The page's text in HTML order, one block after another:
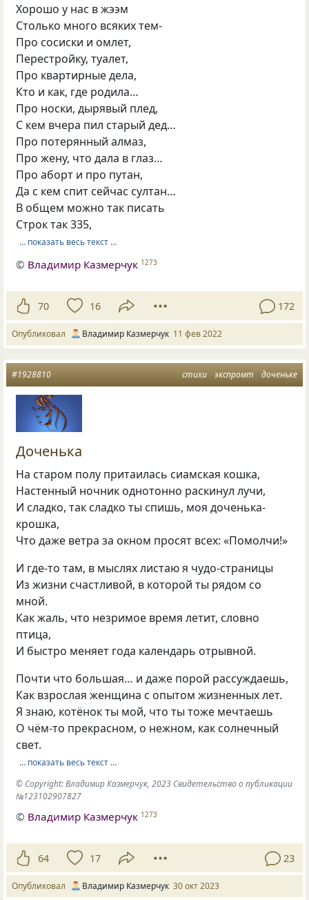
Хорошо у нас в жээм
Столько много всяких тем-
Про сосиски и омлет,
Перестройку, туалет,
Про квартирные дела,
Кто и как, где родила…
Про носки, дырявый плед,
С кем вчера пил старый дед…
Про потерянный алмаз,
Про жену, что дала в глаз…
Про аборт и про путан,
Да с кем спит сейчас султан…
В общем можно так писать
Строк так 335,
… показать весь текст …
© Владимир Казмерчук 1273
70 16 172
Опубликовал Владимир Казмерчук 11 фев 2022
стихи экспромт доченьке
#1928810
Доченька
На старом полу притаилась сиамская кошка,
Настенный ночник однотонно раскинул лучи,
И сладко, так сладко ты спишь, моя доченька-
крошка,
Что даже ветра за окном просят всех: «Помолчи!»
И где-то там, в мыслях листаю я чудо-страницы
Из жизни счастливой, в которой ты рядом со
мной.
Как жаль, что незримое время летит, словно
птица,
И быстро меняет года календарь отрывной.
Почти что большая… и даже порой рассуждаешь,
Как взрослая женщина с опытом жизненных лет.
Я знаю, котёнок ты мой, что ты тоже мечтаешь
О чём-то прекрасном, о нежном, как солнечный
свет.
… показать весь текст …
© Copyright: Владимир Казмерчук, 2023 Свидетельство о публикации
№123102907827
© Владимир Казмерчук 1273
64 17 23
Опубликовал Владимир Казмерчук 30 окт 2023